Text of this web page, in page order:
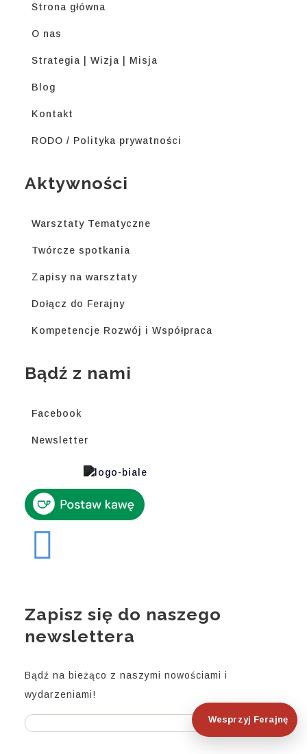
Strona główna
O nas
Strategia | Wizja | Misja
Blog
Kontakt
RODO / Polityka prywatności
Aktywności
Warsztaty Tematyczne
Twórcze spotkania
Zapisy na warsztaty
Dołącz do Ferajny
Kompetencje Rozwój i Współpraca
Bądź z nami
Facebook
Wesprzyj Ferajnę
Newsletter
Zapisz się do naszego
newslettera
Bądź na bieżąco z naszymi nowościami i
wydarzeniami!